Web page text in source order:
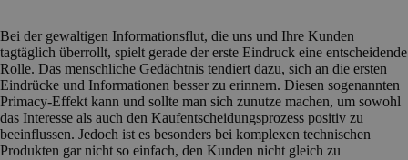
Bei der gewaltigen Informationsflut, die uns und Ihre Kunden
tagtäglich überrollt, spielt gerade der erste Eindruck eine entscheidende
Rolle. Das menschliche Gedächtnis tendiert dazu, sich an die ersten
Eindrücke und Informationen besser zu erinnern. Diesen sogenannten
Primacy-Effekt kann und sollte man sich zunutze machen, um sowohl
das Interesse als auch den Kaufentscheidungsprozess positiv zu
beeinflussen. Jedoch ist es besonders bei komplexen technischen
Produkten gar nicht so einfach, den Kunden nicht gleich zu